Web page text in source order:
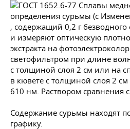
, содержащий 0,2 г безводного
и измеряют оптическую
экстракта на
светофильтром при длине
с толщиной слоя 2 см или на
в кювете с толщиной слоя 2
610 нм. Раствором сравнения
Содержание сурьмы находят
графику.